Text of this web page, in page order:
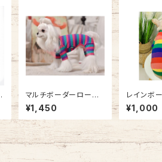
マルチボーダーローン
パース / NB21SS5811
¥1,450
レインボ
¥1,000